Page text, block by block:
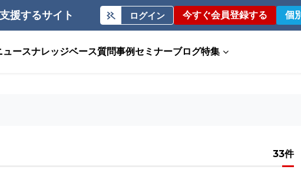
援するサイト ログイン 今すぐ会員登録する 個
ュースナレッジベース質問事例 セミナーブログ特集
33件